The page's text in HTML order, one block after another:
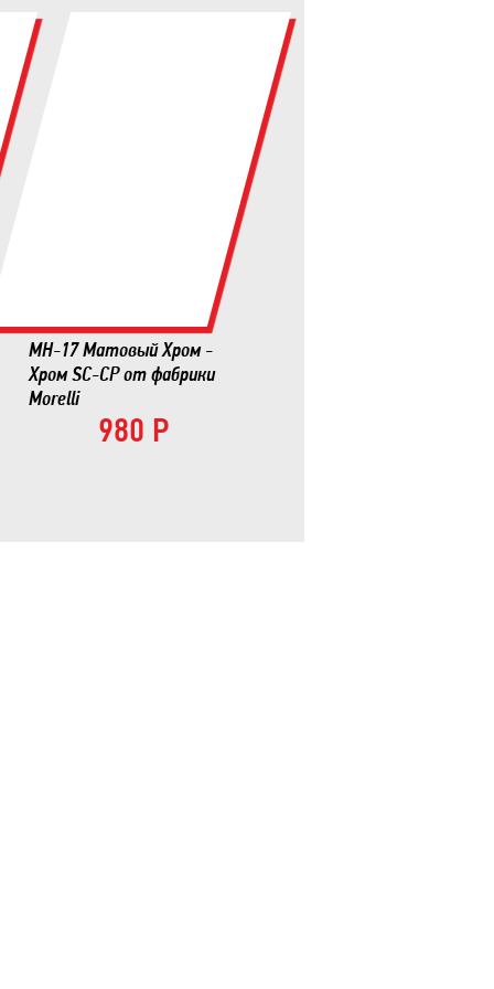
MH-17 Матовый Хром -
Хром SC-CP от фабрики
Morelli
980 Р